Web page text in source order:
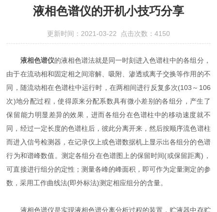
液相色谱仪的开机小技巧分享
更新时间：2021-03-22 点击次数：4150
液相色谱仪的液相色谱法就是同一时刻进入色谱柱中的各组分，
由于在流动相和固定相之间溶解、吸附、渗透或离子交换等作用的不
同，随流动相在色谱柱中运行时，在两相间进行反复多次(103～106
次)地分配过程，使得原来分配系数具有微小差别的各组分，产生了
保留能力明显差异的效果，进而各组分在色谱柱中的移动速度就不
同，经过一定长度的色谱柱后，彼此分离开来，然后按顺序流色谱柱
而进入信号检测器，在记录仪上或色谱数据机上显示出各组分的色谱
行为和谱峰数值。测定各组分在色谱图上的保留时间(或保留距离)，
可直接进行组分的定性；测量各峰的峰面积，即可作为定量测定的参
数，采用工作曲线法(即外标法)测定相应组分的含量。
液相色谱仪是实现液相色谱分离分析过程的装置，贮液器中存贮